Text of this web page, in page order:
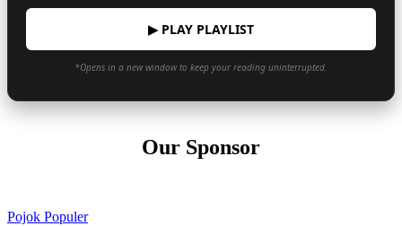
▶ PLAY PLAYLIST
*Opens in a new window to keep your reading uninterrupted.
Our Sponsor
Pojok Populer